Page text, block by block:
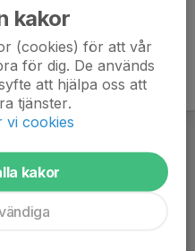
kakor
(cookies) för att vår
för dig. De används
att hjälpa oss att
tjänster.
vi cookies
kakor